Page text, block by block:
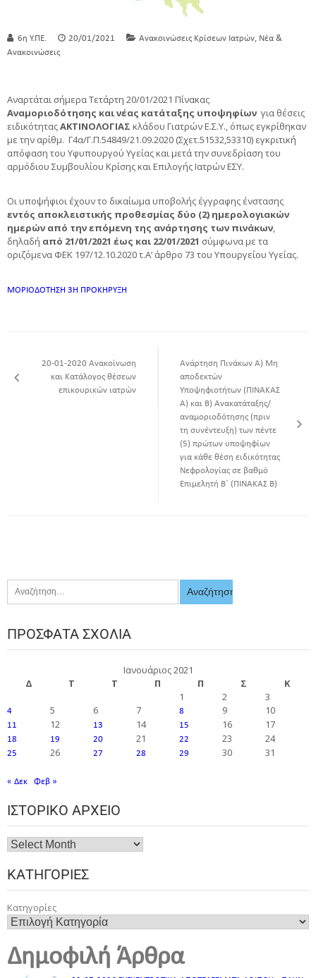
6η Υ.ΠΕ. 20/01/2021 Ανακοινώσεις Κρίσεων Ιατρών, Νέα &
Ανακοινώσεις
Αναρτάται σήμερα Τετάρτη 20/01/2021 Πίνακας
Αναμοριοδότησης και νέας κατάταξης υποψηφίων για θέσεις
ειδικότηταςΑΚΤΙΝΟΛΟΓΙΑΣ κλάδου Γιατρών Ε.Σ.Υ., όπως εγκρίθηκαν
με την αρίθμ. Γ4α/Γ.Π.54849/21.09.2020 (Σχετ.51532,53310) εγκριτική
απόφαση του Υφυπουργού Υγείας και μετά την συνεδρίαση του
αρμόδιου Συμβουλίου Κρίσης και Επιλογής Ιατρών ΕΣΥ.
Οι υποψήφιοι έχουν το δικαίωμα υποβολής έγγραφης ένστασης
εντός αποκλειστικής προθεσμίας δύο (2) ημερολογιακών
ημερών από την επόμενη της ανάρτησης των πινάκων,
δηλαδή από 21/01/2021 έως και 22/01/2021 σύμφωνα με τα
οριζόμενα ΦΕΚ 197/12.10.2020 τ.Α’ άρθρο 73 του Υπουργείου Υγείας.
ΜΟΡΙΟΔΟΤΗΣΗ 3Η ΠΡΟΚΗΡΥΞΗ
20-01-2020 Ανακοίνωση
και Κατάλογος θέσεων
επικουρικών ιατρών
Ανάρτηση Πινάκων Α) Μη
αποδεκτών
Υποψηφιοτήτων (ΠΙΝΑΚΑΣ
Α) και Β) Ανακατάταξης/
αναμοριοδότησης (πριν
τη συνέντευξη) των πέντε
(5) πρώτων υποψηφίων
για κάθε θέση ειδικότητας
Νεφρολογίας σε βαθμό
Επιμελητή Β΄ (ΠΙΝΑΚΑΣ Β)
ΠΡΌΣΦΑΤΑ ΣΧΌΛΙΑ
Ιανουάριος 2021
Δ
Τ Τ Π Π Σ
Κ
1
2 3
4 5 6 7 8 9 10
11 12 13 14 15 16 17
18 19 20 21 22 23 24
25 26 27 28 29 30 31
« Δεκ Φεβ »
ΙΣΤΟΡΙΚΌ ΑΡΧΕΊΟ
ΚΑΤΗΓΟΡΊΕΣ
Κατηγορίες
Δημοφιλή Άρθρα